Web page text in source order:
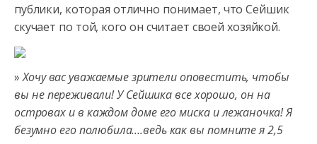
публики, которая отлично понимает, что Сейшик
скучает по той, кого он считает своей хозяйкой.
»Хочу вас уважаемые зрители оповестить, чтобы
вы не переживали! У Сейшика все хорошо, он на
островах и в каждом доме его миска и лежаночка! Я
безумно его полюбила….ведь как вы помните я 2,5